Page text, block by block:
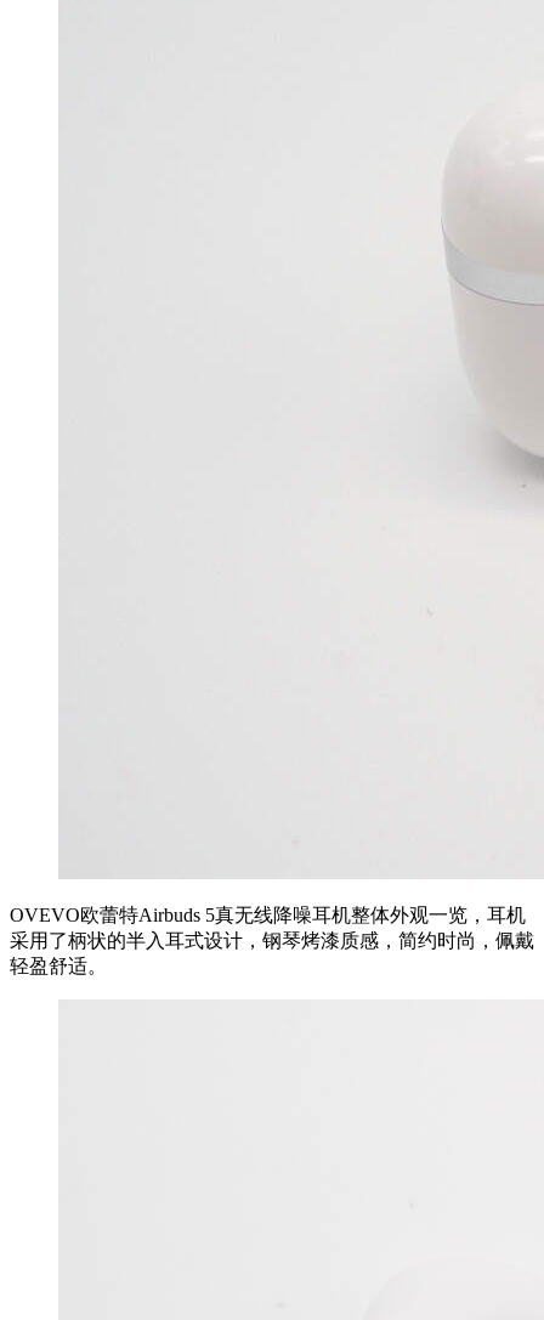
OVEVO欧蕾特Airbuds 5真无线降噪耳机整体外观一览，耳机
采用了柄状的半入耳式设计，钢琴烤漆质感，简约时尚，佩戴
轻盈舒适。